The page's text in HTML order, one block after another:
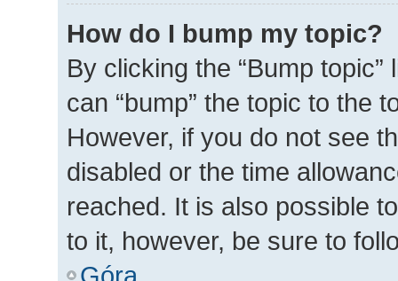
How do I bump my topic?
By clicking the “Bump
can “bump” the topic to the
However, if you do not see
disabled or the time
reached. It is also possible
to it, however, be sure to